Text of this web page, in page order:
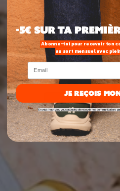
DÉCOUVRIR NOS
-5€ SUR TA
Abonne-toi pour recevoir ton
au sort mensuel avec
Email
JE REÇOIS
En vous inscrivant, vous acceptez de recevoir nos communications